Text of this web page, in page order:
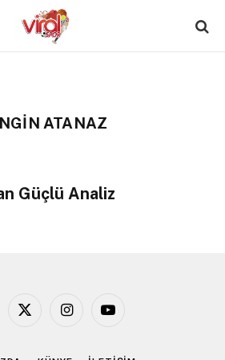
ATANAZ
Güçlü Analiz
X
InstagramYouTube